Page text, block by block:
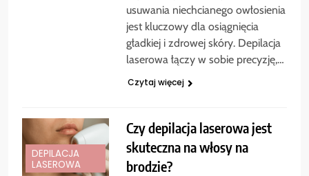
usuwania niechcianego owłosienia
jest kluczowy dla osiągnięcia
gładkiej i zdrowej skóry. Depilacja
laserowa łączy w sobie precyzję,…
Czytaj więcej
DEPILACJA
LASEROWA
Czy depilacja laserowa jest
skuteczna na włosy na
brodzie?